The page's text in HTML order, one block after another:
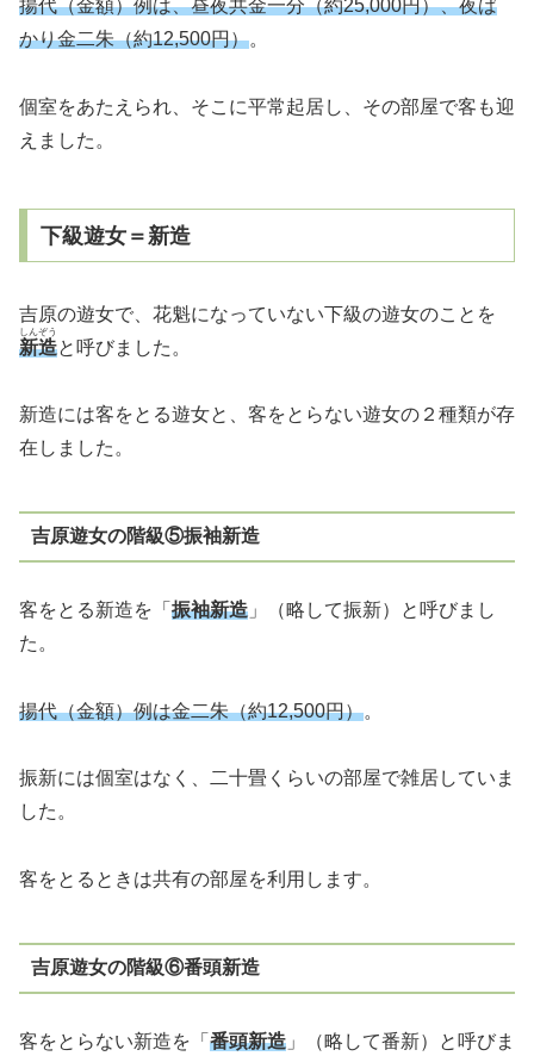
揚代（金額）例は、昼夜共金一分（約25,000円）、夜ば
かり金二朱（約12,500円）。
個室をあたえられ、そこに平常起居し、その部屋で客も迎
えました。
下級遊女＝新造
吉原の遊女で、花魁になっていない下級の遊女のことを
新造
しんぞう
と呼びました。
新造には客をとる遊女と、客をとらない遊女の２種類が存
在しました。
吉原遊女の階級⑤振袖新造
客をとる新造を「 振袖新造 」（略して振新）と呼びまし
た。
揚代（金額）例は金二朱（約12,500円）。
振新には個室はなく、二十畳くらいの部屋で雑居していま
した。
客をとるときは共有の部屋を利用します。
吉原遊女の階級⑥番頭新造
客をとらない新造を「 番頭新造 」（略して番新）と呼びま